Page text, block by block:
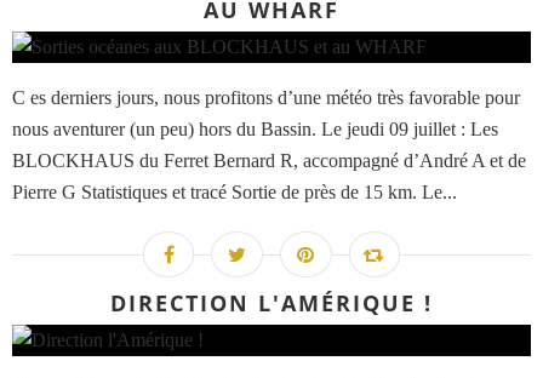
AU WHARF
C es derniers jours, nous profitons d’une météo très favorable pour
nous aventurer (un peu) hors du Bassin. Le jeudi 09 juillet : Les
BLOCKHAUS du Ferret Bernard R, accompagné d’André A et de
Pierre G Statistiques et tracé Sortie de près de 15 km. Le...
DIRECTION L'AMÉRIQUE !